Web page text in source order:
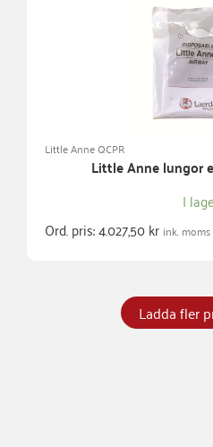
Little Anne QCPR
Little Anne lungor
I
Ord. pris:4.027,50kr ink. moms
Ladda fler